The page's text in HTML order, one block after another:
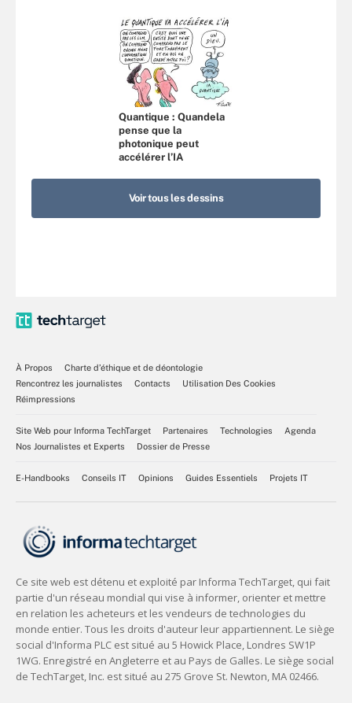
Quantique : Quandela
pense que la
photonique peut
accélérer l’IA
Voir tous les dessins
À Propos
Charte d’éthique et de déontologie
Rencontrez les journalistes
Contacts
Utilisation Des Cookies
Réimpressions
Site Web pour Informa TechTarget Partenaires Technologies
Agenda
Nos Journalistes et Experts
Dossier de Presse
E-Handbooks Conseils IT Opinions Guides Essentiels Projets IT